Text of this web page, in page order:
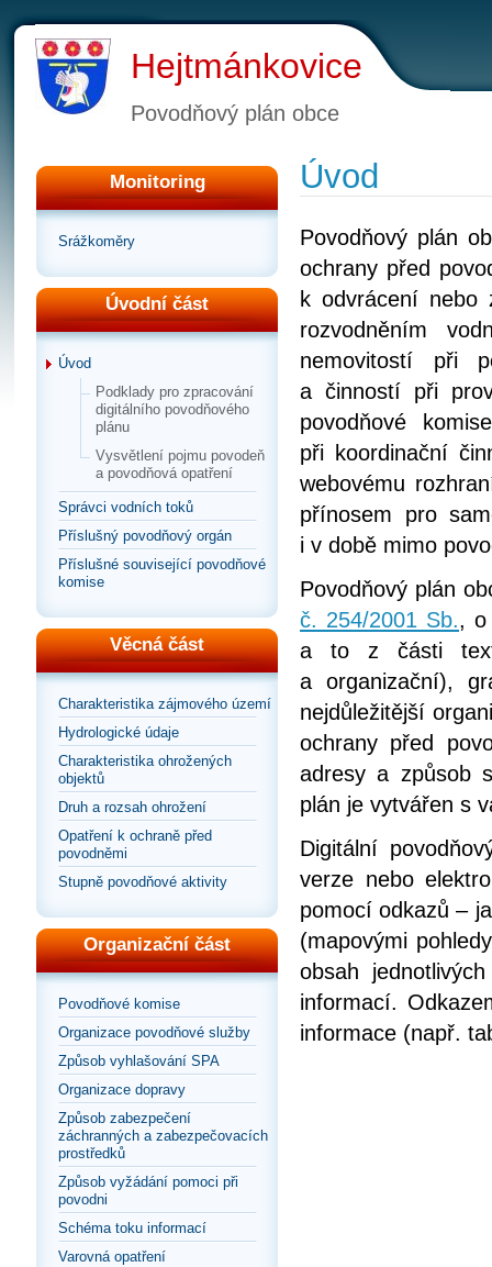
Hejtmánkovice
Povodňový plán obce
Monitoring
Srážkoměry
Úvodní část
Úvod
Podklady pro zpracování
digitálního povodňového
plánu
Vysvětlení pojmu povodeň
a povodňová opatření
Správci vodních toků
Příslušný povodňový orgán
Příslušné související povodňové
komise
Věcná část
Charakteristika zájmového území
Hydrologické údaje
Charakteristika ohrožených
objektů
Druh a rozsah ohrožení
Opatření k ochraně před
povodněmi
Stupně povodňové aktivity
Organizační část
Povodňové komise
Organizace povodňové služby
Způsob vyhlašování SPA
Organizace dopravy
Způsob zabezpečení
záchranných a zabezpečovacích
prostředků
Způsob vyžádání pomoci při
povodni
Schéma toku informací
Varovná opatření
Úvod
Povodňový plán
ochrany před
k odvrácení nebo
rozvodněním
nemovitostí při
a činností při
povodňové
při koordinační
webovému
přínosem pro
i v době mimo
Povodňový plán
č. 254/2001 Sb., o
a to z části
a organizační),
nejdůležitější
ochrany před
adresy a způsob
plán je vytvářen s
Digitální
verze nebo
pomocí odkazů –
(mapovými
obsah
informací.
informace (např.